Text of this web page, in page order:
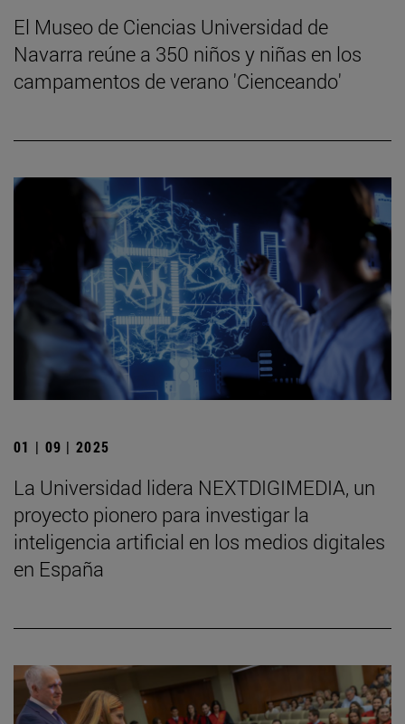
El Museo de Ciencias Universidad de
Navarra reúne a 350 niños y niñas en los
campamentos de verano 'Cienceando'
01 | 09 | 2025
La Universidad lidera NEXTDIGIMEDIA, un
proyecto pionero para investigar la
inteligencia artificial en los medios digitales
en España